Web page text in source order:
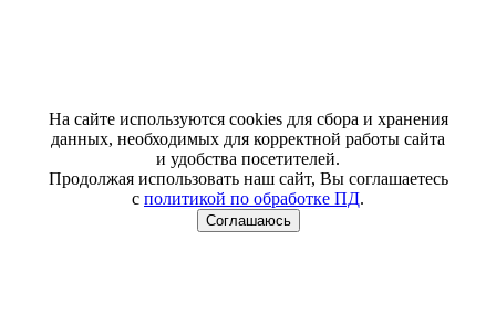
На сайте используются cookies для сбора и хранения
данных, необходимых для корректной работы сайта
и удобства посетителей.
Продолжая использовать наш сайт, Вы соглашаетесь
с политикой по обработке ПД.
Соглашаюсь